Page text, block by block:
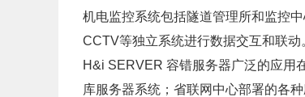
机电监控系统包括隧道管理所和监控
CCTV等独立系统进行数据交互和联动
H&i SERVER 容错服务器广泛的应用
库服务器系统；省联网中心部署的各